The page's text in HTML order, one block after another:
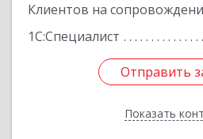
Клиентов на
1С:Специалист
Отправить
Показать
Отправить
Назад